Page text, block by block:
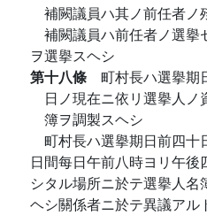
補闕議員ハ其ノ前任者ノ
補闕議員ハ前任者ノ選擧
ヲ選擧スヘシ
第十八條 町村長ハ選擧期
日ノ現在ニ依リ選擧人ノ
簿ヲ調製スヘシ
町村長ハ選擧期日前四十
日間每日午前八時ヨリ午
シタル場所ニ於テ選擧人名
ヘシ關係者ニ於テ異議アル